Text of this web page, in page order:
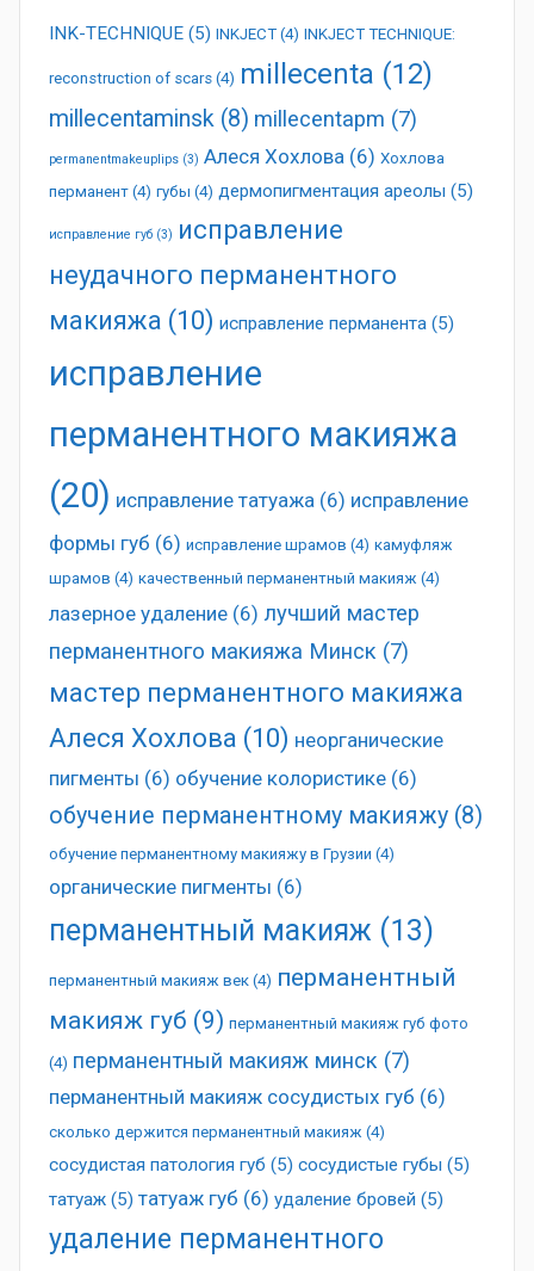
INK-TECHNIQUE (5) INKJECT (4) INKJECT TECHNIQUE:
reconstruction of scars (4) millecenta (12)
millecentaminsk (8) millecentapm (7)
permanentmakeuplips (3) Алеся Хохлова (6) Хохлова
перманент (4) губы (4) дермопигментация ареолы (5)
исправление губ (3) исправление
неудачного перманентного
макияжа (10) исправление перманента (5)
исправление
перманентного макияжа
(20) исправление татуажа (6) исправление
формы губ (6) исправление шрамов (4) камуфляж
шрамов (4) качественный перманентный макияж (4)
лазерное удаление (6) лучший мастер
перманентного макияжа Минск (7)
мастер перманентного макияжа
Алеся Хохлова (10) неорганические
пигменты (6) обучение колористике (6)
обучение перманентному макияжу (8)
обучение перманентному макияжу в Грузии (4)
органические пигменты (6)
перманентный макияж (13)
перманентный макияж век (4) перманентный
макияж губ (9) перманентный макияж губ фото
(4) перманентный макияж минск (7)
перманентный макияж сосудистых губ (6)
сколько держится перманентный макияж (4)
сосудистая патология губ (5) сосудистые губы (5)
татуаж (5) татуаж губ (6) удаление бровей (5)
удаление перманентного